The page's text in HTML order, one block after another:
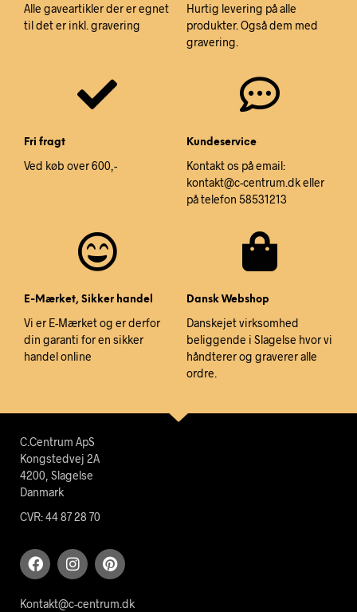
Alle gaveartikler der er egnet
til det er inkl. gravering
Hurtig levering på alle
produkter. Også dem med
gravering.
Fri fragt
Ved køb over 600,-
Kundeservice
Kontakt os på email:
kontakt@c-centrum.dk eller
på telefon 58531213
E-Mærket, Sikker handel
Vi er E-Mærket og er derfor
din garanti for en sikker
handel online
Dansk Webshop
Danskejet virksomhed
beliggende i Slagelse hvor vi
håndterer og graverer alle
ordre.
C.Centrum ApS
Kongstedvej 2A
4200, Slagelse
Danmark
CVR: 44 87 28 70
Kontakt@c-centrum.dk